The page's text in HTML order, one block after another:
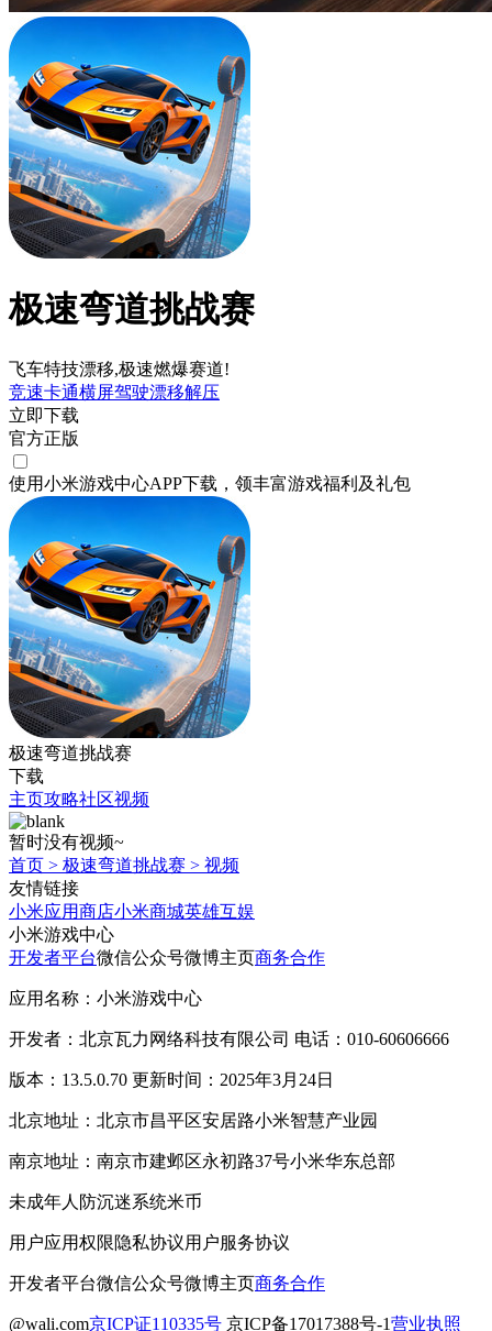
极速弯道挑战赛
飞车特技漂移,极速燃爆赛道!
竞速卡通横屏驾驶漂移解压
立即下载
官方正版
使用小米游戏中心APP下载 ，领丰富游戏福利 及礼包
极速弯道挑战赛
下载
主页攻略社区视频
暂时没有视频~
首页 > 极速弯道挑战赛 > 视频
友情链接
小米应用商店小米商城英雄互娱
小米游戏中心
开发者平台微信公众号微博主页商务合作
应用名称：小米游戏中心
开发者：北京瓦力网络科技有限公司 电话：010-60606666
版本：13.5.0.70 更新时间：2025年3月24日
北京地址：北京市昌平区安居路小米智慧产业园
南京地址：南京市建邺区永初路37号小米华东总部
未成年人防沉迷系统米币
用户应用权限隐私协议用户服务协议
开发者平台微信公众号微博主页商务合作
@wali.com京ICP证110335号 京ICP备17017388号-1营业执照